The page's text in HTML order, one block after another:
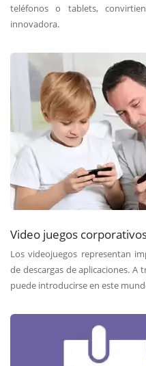
teléfonos o tablets,
innovadora.
Video juegos
Los videojuegos representan
de descargas de aplicaciones. A
puede introducirse en este